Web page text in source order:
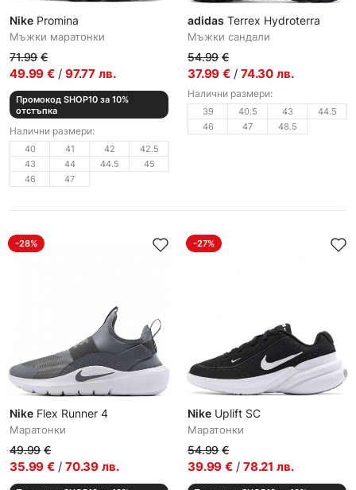
Nike Promina
Мъжки маратонки
71.99 €
49.99 € / 97.77 лв.
Промокод SHOP10 за 10%
отстъпка
Налични размери:
40 41 42
42.5
43
44 44.5
45
46
47
adidas Terrex Hydroterra
Мъжки сандали
54.99 €
37.99 € / 74.30 лв.
Налични размери:
39 40.5 43
44.5
46
47 48.5
-28%
Nike Flex Runner 4
Маратонки
49.99 €
35.99 € / 70.39 лв.
-27%
Nike Uplift SC
Маратонки
54.99 €
39.99 € / 78.21 лв.